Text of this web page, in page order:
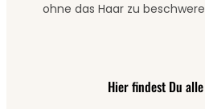
ohne das Haar zu
Hier findest Du